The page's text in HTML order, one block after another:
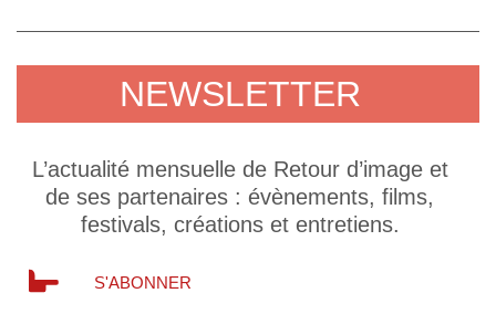
NEWSLETTER
L’actualité mensuelle de Retour d’image et
de ses partenaires : évènements, films,
festivals, créations et entretiens.
S'ABONNER